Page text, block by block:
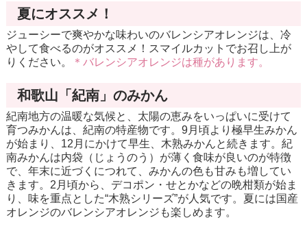
夏にオススメ！
ジューシーで爽やかな味わいのバレンシアオレンジは、冷
やして食べるのがオススメ！スマイルカットでお召し上が
りください。
＊バレンシアオレンジは種があります。
和歌山「紀南」のみかん
紀南地方の温暖な気候と、太陽の恵みをいっぱいに受けて
育つみかんは、紀南の特産物です。9月頃より極早生みかん
が始まり、12月にかけて早生、木熟みかんと続きます。紀
南みかんは内袋（じょうのう）が薄く食味が良いのが特徴
で、年末に近づくにつれて、みかんの色も甘みも増してい
きます。2月頃から、デコポン・せとかなどの晩柑類が始ま
り、味を重点とした“木熟シリーズ”が人気です。夏には国産
オレンジのバレンシアオレンジも楽しめます。